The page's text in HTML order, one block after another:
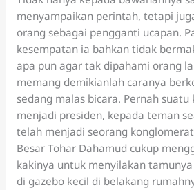
menyampaikan perintah, tetapi
orang sebagai pengganti ucapan.
kesempatan ia bahkan tidak
apa pun agar tak dipahami orang
memang demikianlah caranya
sedang malas bicara. Pernah suatu
menjadi presiden, kepada teman
telah menjadi seorang
Besar Tohar Dahamud cukup
kakinya untuk menyilakan
di gazebo kecil di belakang